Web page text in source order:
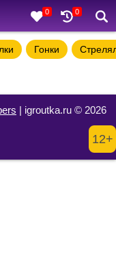
0 0
Гонки
| igroutka.ru © 2026
12+